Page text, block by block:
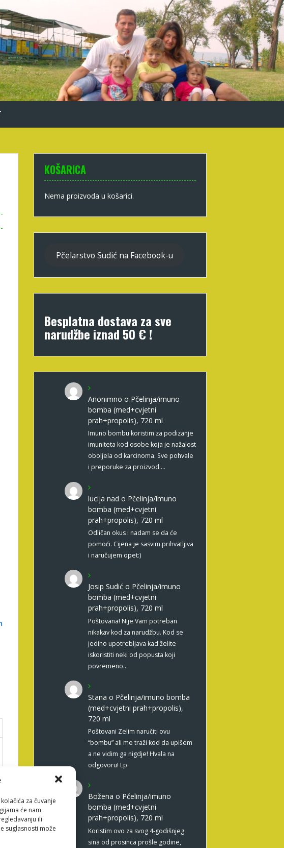
za čuvanje
će nam
ili
suglasnosti može
KOŠARICA
Nema proizvoda u košarici.
Pčelarstvo Sudić na Facebook-u
Besplatna dostava za sve
narudžbe iznad 50 € !
Anonimno o Pčelinja/imuno
bomba (med+cvjetni
prah+propolis), 720 ml
Imuno bombu koristim za podizanje
imuniteta kod osobe koja je nažalost
oboljela od karcinoma. Sve pohvale
i preporuke za proizvod.…
lucija nad o Pčelinja/imuno
bomba (med+cvjetni
prah+propolis), 720 ml
Odličan okus i nadam se da će
pomoći. Cijena je sasvim prihvatljiva
i naručujem opet:)
Josip Sudić o Pčelinja/imuno
bomba (med+cvjetni
prah+propolis), 720 ml
Poštovana! Nije Vam potreban
nikakav kod za narudžbu. Kod se
jedino upotrebljava kad želite
iskoristiti neki od popusta koji
povremeno…
Stana o Pčelinja/imuno bomba
(med+cvjetni prah+propolis),
720 ml
Poštovani Zelim naručiti ovu
“bombu” ali me traži kod da upišem
a ne vidim ga nigdje! Hvala na
odgovoru! Lp
Božena o Pčelinja/imuno
bomba (med+cvjetni
prah+propolis), 720 ml
Koristim ovo za svog 4-godišnjeg
sina od prosinca prošle godine,